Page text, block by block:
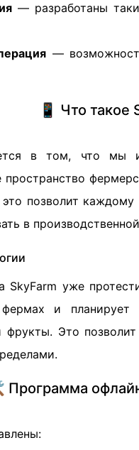
— разработаны
—
📱 Что такое
в том, что мы
позволит
в
SkyFarm уже
и планирует
Это